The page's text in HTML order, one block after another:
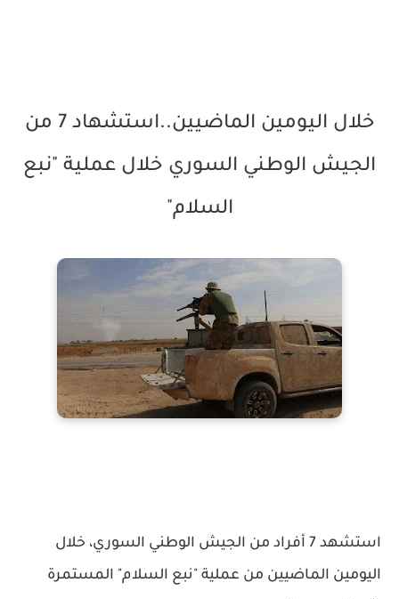
خلال اليومين الماضيين..استشهاد 7 من
الجيش الوطني السوري خلال عملية "نبع
السلام"
استشهد 7 أفراد من الجيش الوطني السوري، خلال
اليومين الماضيين من عملية "نبع السلام" المستمرة